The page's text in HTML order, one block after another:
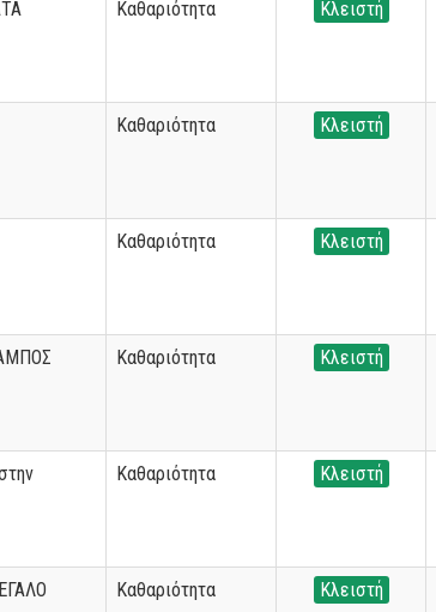
Καθαριότητα Κλειστή
Καθαριότητα Κλειστή
Καθαριότητα Κλειστή
Καθαριότητα Κλειστή
Καθαριότητα Κλειστή
Καθαριότητα Κλειστή